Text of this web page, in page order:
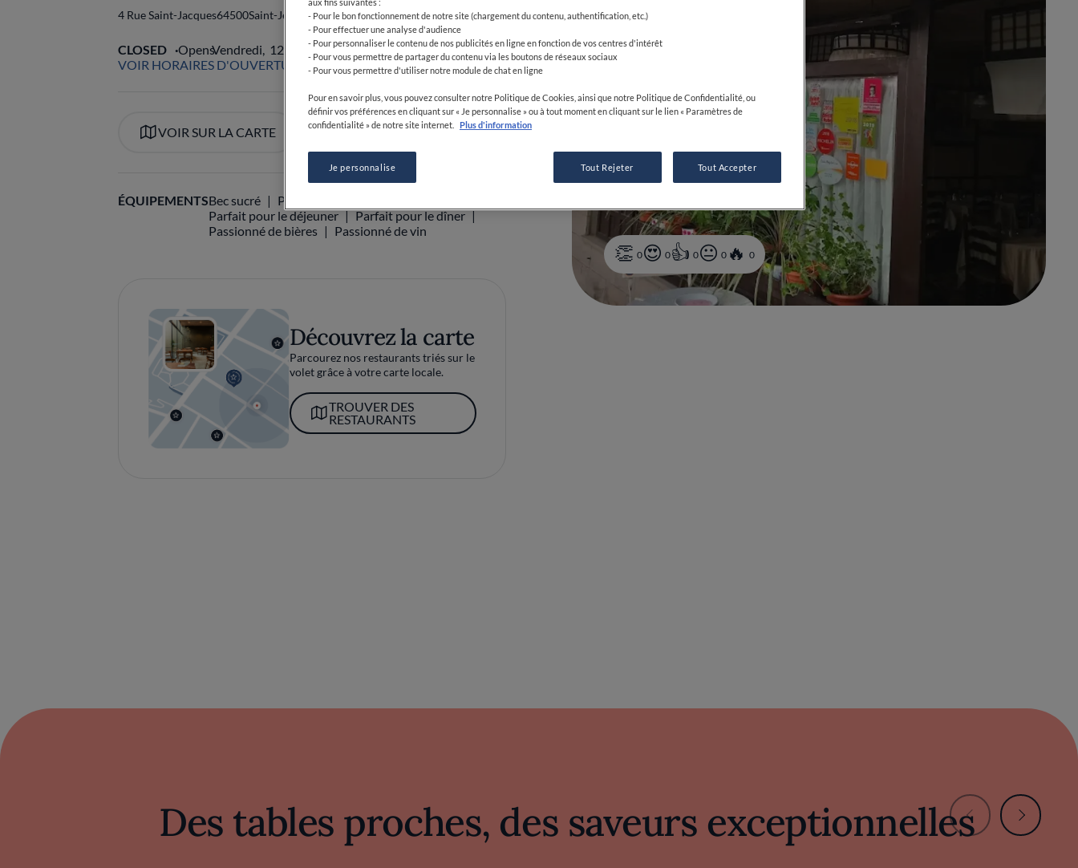
0 0 0 0 0
4 Rue Saint-Jacques64500Saint-Jean-de-LuzFrance
CLOSED OpensVendredi, 12:00-15:00, 19:00-23:00
VOIR HORAIRES D'OUVERTURE
VOIR SUR LA CARTE +33 5 59 22 87 95
ÉQUIPEMENTSBec sucré
Passionné de café
Parfait pour le déjeuner
Parfait pour le dîner
Passionné de bières
Passionné de vin
Découvrez la carte
Parcourez nos restaurants triés sur le
volet grâce à votre carte locale.
TROUVER DES
RESTAURANTS
Des tables proches, des saveurs exceptionnelles
aux fins suivantes :
- Pour le bon fonctionnement de notre site (chargement du contenu, authentification, etc.)
- Pour effectuer une analyse d'audience
- Pour personnaliser le contenu de nos publicités en ligne en fonction de vos centres d'intérêt
- Pour vous permettre de partager du contenu via les boutons de réseaux sociaux
- Pour vous permettre d'utiliser notre module de chat en ligne
Pour en savoir plus, vous pouvez consulter notre Politique de Cookies, ainsi que notre Politique de Confidentialité, ou
définir vos préférences en cliquant sur « Je personnalise » ou à tout moment en cliquant sur le lien « Paramètres de
confidentialité » de notre site internet.
Plus d'information
Je personnalise Tout Rejeter Tout Accepter